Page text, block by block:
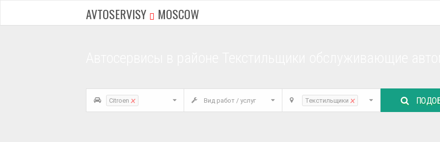
AVTOSERVISY MOSCOW
Citroen × Вид работ / услуг Текстильщики ×